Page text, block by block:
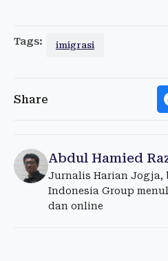
Tags: imigrasi
Share
Abdul Hamied
Jurnalis Harian Jogja,
Indonesia Group
dan online